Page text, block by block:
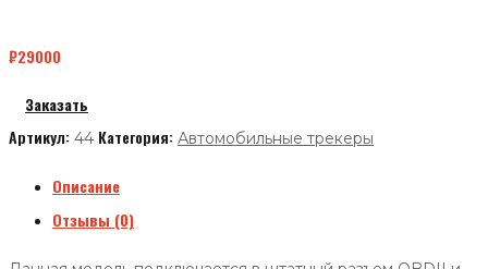
₽29000
Заказать
Артикул: 44 Категория: Автомобильные трекеры
Описание
Отзывы (0)